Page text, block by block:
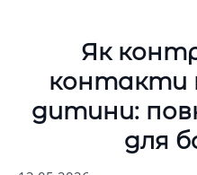
Як
контакти
дитини:
для